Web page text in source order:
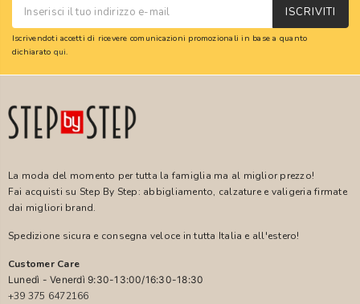
ISCRIVITI
Iscrivendoti accetti di ricevere comunicazioni promozionali in base a quanto
dichiarato qui.
La moda del momento per tutta la famiglia ma al miglior prezzo!
Fai acquisti su Step By Step: abbigliamento, calzature e valigeria firmate
dai migliori brand.
Spedizione sicura e consegna veloce in tutta Italia e all'estero!
Customer Care
Lunedì - Venerdì 9:30-13:00/16:30-18:30
+39 375 6472166